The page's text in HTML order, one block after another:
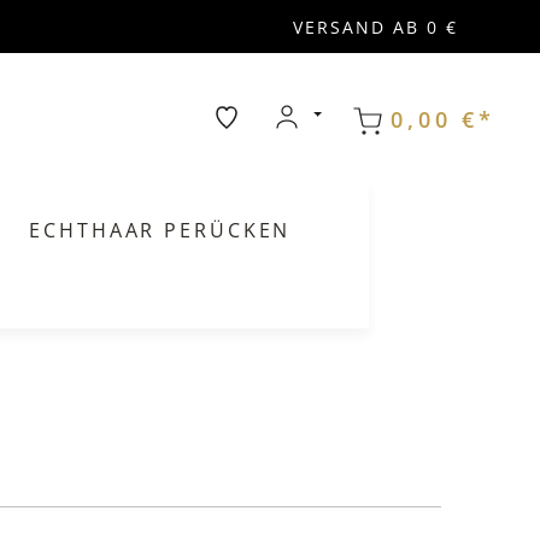
VERSAND AB 0 €
0,00 €*
ECHTHAAR PERÜCKEN